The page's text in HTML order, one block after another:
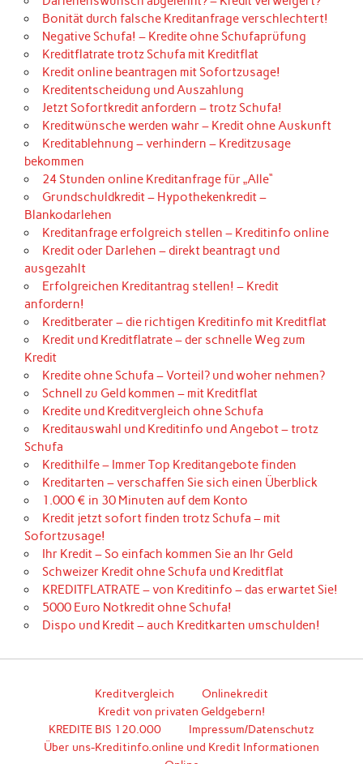
Bonität durch falsche Kreditanfrage verschlechtert!
Negative Schufa! – Kredite ohne Schufaprüfung
Kreditflatrate trotz Schufa mit Kreditflat
Kredit online beantragen mit Sofortzusage!
Kreditentscheidung und Auszahlung
Jetzt Sofortkredit anfordern – trotz Schufa!
Kreditwünsche werden wahr – Kredit ohne Auskunft
Kreditablehnung – verhindern – Kreditzusage
bekommen
24 Stunden online Kreditanfrage für „Alle“
Grundschuldkredit – Hypothekenkredit –
Blankodarlehen
Kreditanfrage erfolgreich stellen – Kreditinfo online
Kredit oder Darlehen – direkt beantragt und
ausgezahlt
Erfolgreichen Kreditantrag stellen! – Kredit
anfordern!
Kreditberater – die richtigen Kreditinfo mit Kreditflat
Kredit und Kreditflatrate – der schnelle Weg zum
Kredit
Kredite ohne Schufa – Vorteil? und woher nehmen?
Schnell zu Geld kommen – mit Kreditflat
Kredite und Kreditvergleich ohne Schufa
Kreditauswahl und Kreditinfo und Angebot – trotz
Schufa
Kredithilfe – Immer Top Kreditangebote finden
Kreditarten – verschaffen Sie sich einen Überblick
1.000 € in 30 Minuten auf dem Konto
Kredit jetzt sofort finden trotz Schufa – mit
Sofortzusage!
Ihr Kredit – So einfach kommen Sie an Ihr Geld
Schweizer Kredit ohne Schufa und Kreditflat
KREDITFLATRATE – von Kreditinfo – das erwartet Sie!
5000 Euro Notkredit ohne Schufa!
Dispo und Kredit – auch Kreditkarten umschulden!
Kreditvergleich
Onlinekredit
Kredit von privaten Geldgebern!
KREDITE BIS 120.000
Impressum/Datenschutz
Über uns-Kreditinfo.online und Kredit Informationen